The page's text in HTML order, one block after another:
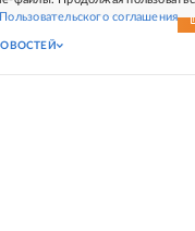
Пользовательского соглашения